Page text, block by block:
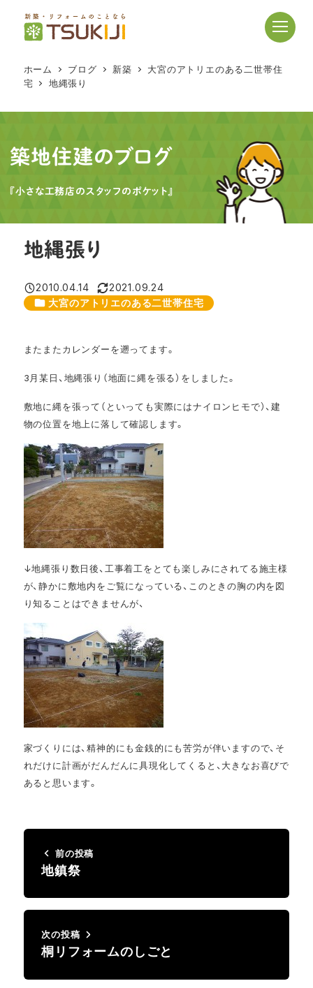
へ
動
ホーム ブログ 新築
大宮のアトリエのある二世帯住
宅
地縄張り
築地住建のブログ
『小さな工務店のスタッフのポケット』
地縄張り
投稿日
2010.04.14
更新日
2021.09.24
カテゴリー
大宮のアトリエのある二世帯住宅
またまたカレンダーを遡ってます。
3月某日、地縄張り（地面に縄を張る）をしました。
敷地に縄を張って（といっても実際にはナイロンヒモで）、建
物の位置を地上に落して確認します。
↓地縄張り数日後、工事着工をとても楽しみにされてる施主様
が、静かに敷地内をご覧になっている、このときの胸の内を図
り知ることはできませんが、
家づくりには、精神的にも金銭的にも苦労が伴いますので、そ
れだけに計画がだんだんに具現化してくると、大きなお喜びで
あると思います。
前の投稿
地鎮祭
次の投稿
桐リフォームのしごと